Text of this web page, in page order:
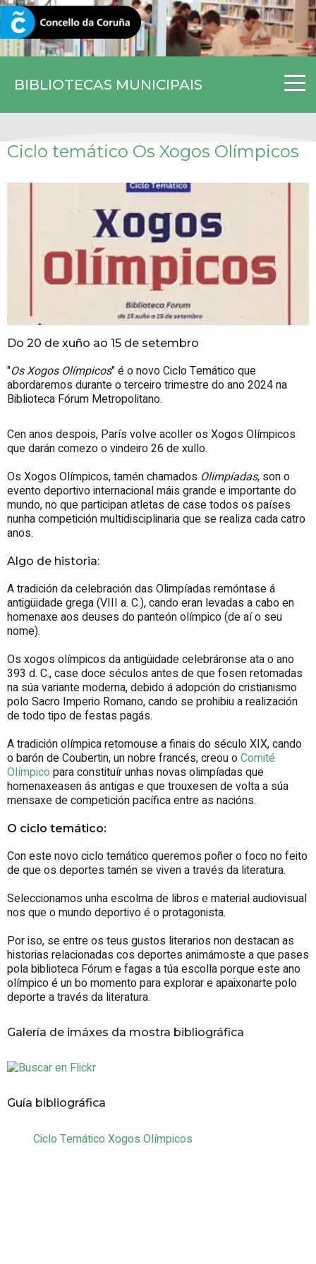
BIBLIOTECAS MUNICIPAIS
CORUNA.GAL
Ciclo temático Os Xogos Olímpicos
Do 20 de xuño ao 15 de setembro
"Os Xogos Olímpicos" é o novo Ciclo Temático que
abordaremos durante o terceiro trimestre do ano 2024 na
Biblioteca Fórum Metropolitano.
Cen anos despois, París volve acoller os Xogos Olímpicos
que darán comezo o vindeiro 26 de xullo.
Os Xogos Olímpicos, tamén chamados Olimpíadas, son o
evento deportivo internacional máis grande e importante do
mundo, no que participan atletas de case todos os países
nunha competición multidisciplinaria que se realiza cada catro
anos.
Algo de historia:
A tradición da celebración das Olimpíadas remóntase á
antigüidade grega (VIII a. C.), cando eran levadas a cabo en
homenaxe aos deuses do panteón olímpico (de aí o seu
nome).
Os xogos olímpicos da antigüidade celebráronse ata o ano
393 d. C., case doce séculos antes de que fosen retomadas
na súa variante moderna, debido á adopción do cristianismo
polo Sacro Imperio Romano, cando se prohibiu a realización
de todo tipo de festas pagás.
A tradición olímpica retomouse a finais do século XIX, cando
o barón de Coubertin, un nobre francés, creou oComité
Olímpico para constituír unhas novas olimpíadas que
homenaxeasen ás antigas e que trouxesen de volta a súa
mensaxe de competición pacífica entre as nacións.
O ciclo temático:
Con este novo ciclo temático queremos poñer o foco no feito
de que os deportes tamén se viven a través da literatura.
Seleccionamos unha escolma de libros e material audiovisual
nos que o mundo deportivo é o protagonista.
Por iso, se entre os teus gustos literarios non destacan as
historias relacionadas cos deportes animámoste a que pases
pola biblioteca Fórum e fagas a túa escolla porque este ano
olímpico é un bo momento para explorar e apaixonarte polo
deporte a través da literatura.
Galería de imáxes da mostra bibliográfica
Guía bibliográfica
Ciclo Temático Xogos Olímpicos